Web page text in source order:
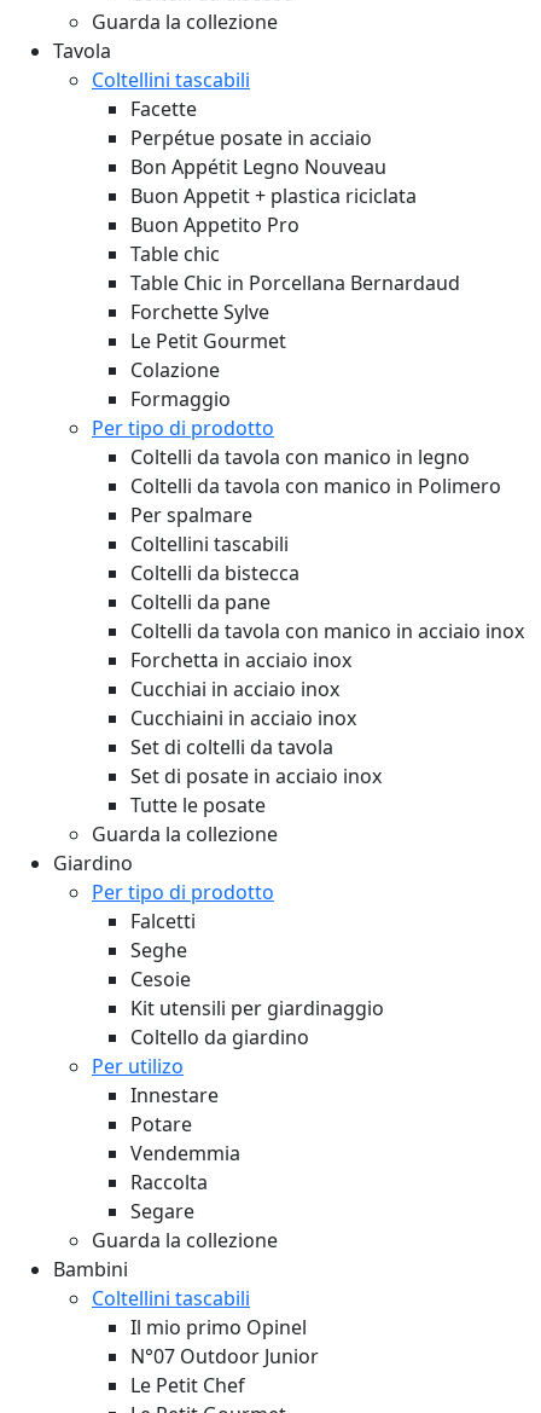
Guarda la collezione
Tavola
Coltellini tascabili
Facette
Perpétue posate in acciaio
Bon Appétit Legno Nouveau
Buon Appetit + plastica riciclata
Buon Appetito Pro
Table chic
Table Chic in Porcellana Bernardaud
Forchette Sylve
Le Petit Gourmet
Colazione
Formaggio
Per tipo di prodotto
Coltelli da tavola con manico in legno
Coltelli da tavola con manico in Polimero
Per spalmare
Coltellini tascabili
Coltelli da bistecca
Coltelli da pane
Coltelli da tavola con manico in acciaio inox
Forchetta in acciaio inox
Cucchiai in acciaio inox
Cucchiaini in acciaio inox
Set di coltelli da tavola
Set di posate in acciaio inox
Tutte le posate
Guarda la collezione
Giardino
Per tipo di prodotto
Falcetti
Seghe
Cesoie
Kit utensili per giardinaggio
Coltello da giardino
Per utilizo
Innestare
Potare
Vendemmia
Raccolta
Segare
Guarda la collezione
Bambini
Coltellini tascabili
Il mio primo Opinel
N°07 Outdoor Junior
Le Petit Chef